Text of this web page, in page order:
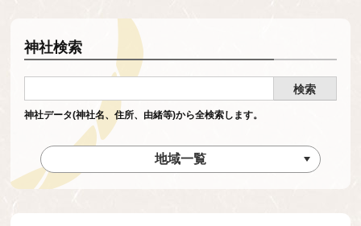
神社検索
神社データ(神社名、住所、由緒等)から全検索します。
地域一覧